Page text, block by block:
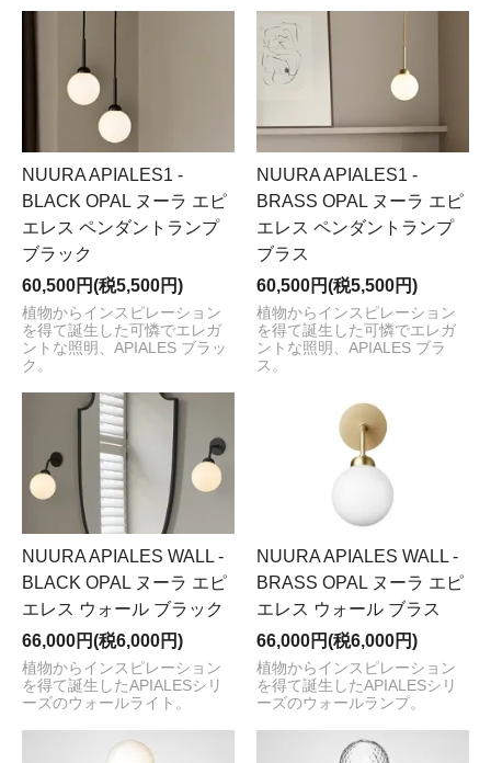
NUURA APIALES1 -
BLACK OPAL ヌーラ エピ
エレス ペンダントランプ
ブラック
60,500円(税5,500円)
植物からインスピレーション
を得て誕生した可憐でエレガ
ントな照明、APIALES ブラッ
ク。
NUURA APIALES1 -
BRASS OPAL ヌーラ エピ
エレス ペンダントランプ
ブラス
60,500円(税5,500円)
植物からインスピレーション
を得て誕生した可憐でエレガ
ントな照明、APIALES ブラ
ス。
NUURA APIALES WALL -
BLACK OPAL ヌーラ エピ
エレス ウォール ブラック
66,000円(税6,000円)
植物からインスピレーション
を得て誕生したAPIALESシリ
ーズのウォールライト。
NUURA APIALES WALL -
BRASS OPAL ヌーラ エピ
エレス ウォール ブラス
66,000円(税6,000円)
植物からインスピレーション
を得て誕生したAPIALESシリ
ーズのウォールランプ。